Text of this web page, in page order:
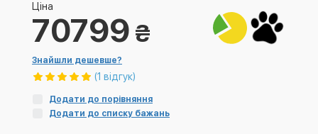
Ціна
70799 ₴
Знайшли дешевше?
(1 відгук)
Додати до порівняння
Додати до списку бажань